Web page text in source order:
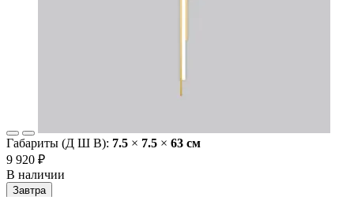
Габариты (Д Ш В): 7.5 × 7.5 × 63 cм
9 920 ₽
В наличии
Завтра